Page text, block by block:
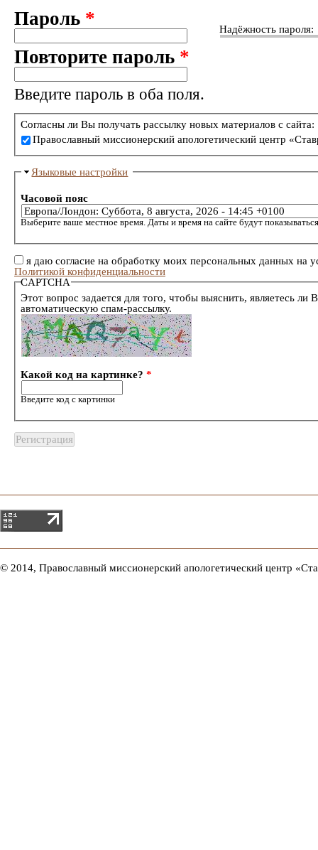
Надёжность пароля:
Пароль *
Повторите пароль *
Введите пароль в оба поля.
Согласны ли Вы получать рассылку новых материалов с сайта:
Православный миссионерский апологетический центр
Языковые настройки
Часовой пояс
Выберите ваше местное время. Даты и время на сайте будут
я даю согласие на обработку моих персональных данных на
Политикой конфиденциальности
CAPTCHA
Этот вопрос задается для того, чтобы выяснить, являетесь ли
автоматическую спам-рассылку.
Какой код на картинке?*
Введите код с картинки
© 2014, Православный миссионерский апологетический центр